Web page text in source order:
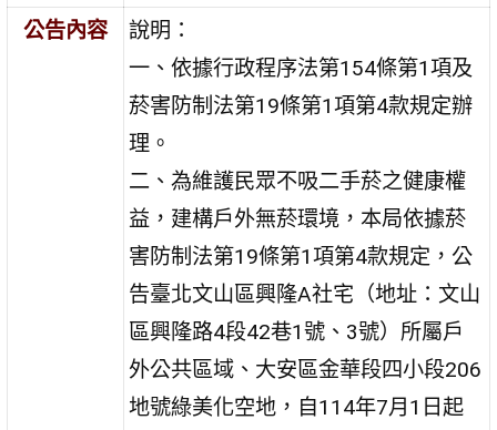
公告內容
說明：
一、依據行政程序法第154條第1項及
菸害防制法第19條第1項第4款規定辦
理。
二、為維護民眾不吸二手菸之健康權
益，建構戶外無菸環境，本局依據菸
害防制法第19條第1項第4款規定，公
告臺北文山區興隆A社宅（地址：文山
區興隆路4段42巷1號、3號）所屬戶
外公共區域、大安區金華段四小段206
地號綠美化空地，自114年7月1日起